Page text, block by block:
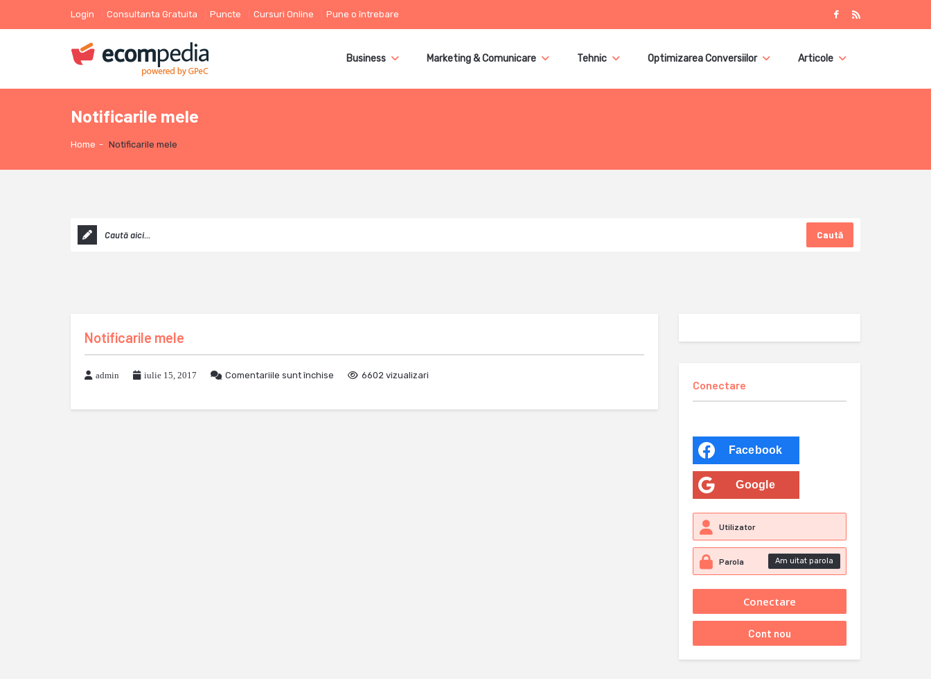
Login Consultanta Gratuita Puncte Cursuri Online Pune o întrebare
Business Marketing & Comunicare Tehnic Optimizarea Conversiilor Articole
Notificarile mele
Home - Notificarile mele
Caută
Notificarile mele
admin iulie 15, 2017 Comentariile sunt închise 6602 vizualizari
Conectare
Facebook
Google
Am uitat parola